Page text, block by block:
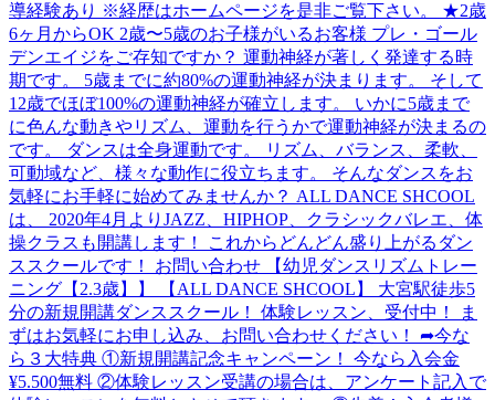
導経験あり ※経歴はホームページを是非ご覧下さい。 ★2歳
6ヶ月からOK 2歳〜5歳のお子様がいるお客様 プレ・ゴール
デンエイジをご存知ですか？ 運動神経が著しく発達する時
期です。 5歳までに約80%の運動神経が決まります。 そして
12歳でほぼ100%の運動神経が確立します。 いかに5歳まで
に色んな動きやリズム、運動を行うかで運動神経が決まるの
です。 ダンスは全身運動です。 リズム、バランス、柔軟、
可動域など、様々な動作に役立ちます。 そんなダンスをお
気軽にお手軽に始めてみませんか？ ALL DANCE SHCOOL
は、 2020年4月よりJAZZ、HIPHOP、クラシックバレエ、体
操クラスも開講します！ これからどんどん盛り上がるダン
ススクールです！ お問い合わせ 【幼児ダンスリズムトレー
ニング【2.3歳】】 【ALL DANCE SHCOOL】 大宮駅徒歩5
分の新規開講ダンススクール！ 体験レッスン、受付中！ ま
ずはお気軽にお申し込み、お問い合わせください！ ➦今な
ら３大特典 ①新規開講記念キャンペーン！ 今なら入会金
¥5.500無料 ②体験レッスン受講の場合は、アンケート記入で